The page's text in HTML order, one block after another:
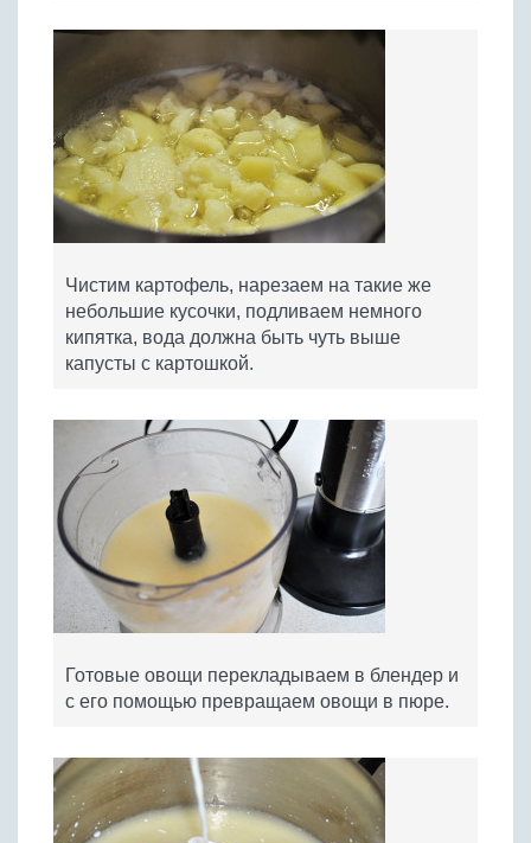
Чистим картофель, нарезаем на такие же
небольшие кусочки, подливаем немного
кипятка, вода должна быть чуть выше
капусты с картошкой.
Готовые овощи перекладываем в блендер и
с его помощью превращаем овощи в пюре.